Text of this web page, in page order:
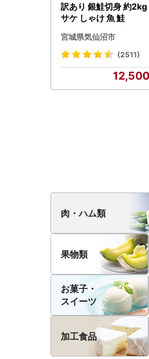
訳あり 銀鮭切身 約2kg
サケ しゃけ 魚 鮭
宮城県気仙沼市
(2511)
12,500
肉・ハム類
果物類
お菓子・
スイーツ
加工食品